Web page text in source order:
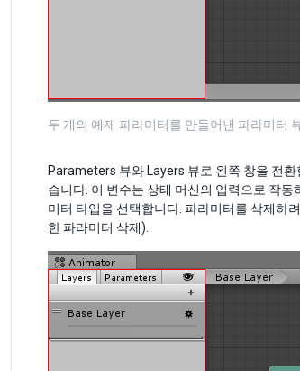
두 개의 예제 파라미터를 만들어낸 파라미터
Parameters 뷰와 Layers 뷰로 왼쪽 창을 전
습니다. 이 변수는 상태 머신의 입력으로 작
미터 타입을 선택합니다. 파라미터를 삭제하
한 파라미터 삭제).